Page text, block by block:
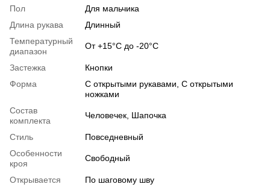
Пол
Для мальчика
Длина рукава
Длинный
Температурный
диапазон
От +15°C до -20°C
Застежка
Кнопки
Форма
С открытыми рукавами, С открытыми
ножками
Состав
комплекта
Человечек, Шапочка
Стиль
Повседневный
Особенности
кроя
Свободный
Открывается
По шаговому шву